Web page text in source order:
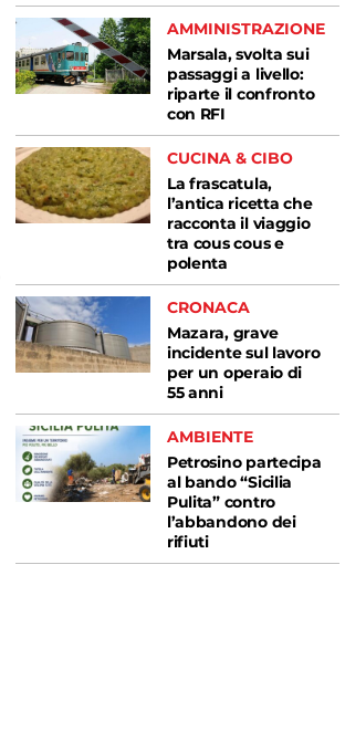
AMMINISTRAZIONE
Marsala, svolta sui
passaggi a livello:
riparte il confronto
con RFI
CUCINA & CIBO
La frascatula,
l’antica ricetta che
racconta il viaggio
tra cous cous e
polenta
CRONACA
Mazara, grave
incidente sul lavoro
per un operaio di
55 anni
AMBIENTE
Petrosino partecipa
al bando “Sicilia
Pulita” contro
l’abbandono dei
rifiuti